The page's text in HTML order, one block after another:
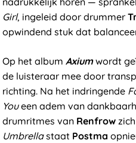
Girl, ingeleid door drummer
opwindend stuk dat
Op het album Axiumwordt
de luisteraar mee door
richting. Na het indringende
Youeen adem van
drumritmes van Renfrow
Umbrellastaat Postma